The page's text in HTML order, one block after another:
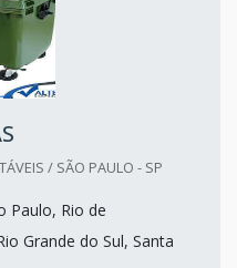
/ SÃO PAULO - SP
Paulo, Rio de
Grande do Sul, Santa